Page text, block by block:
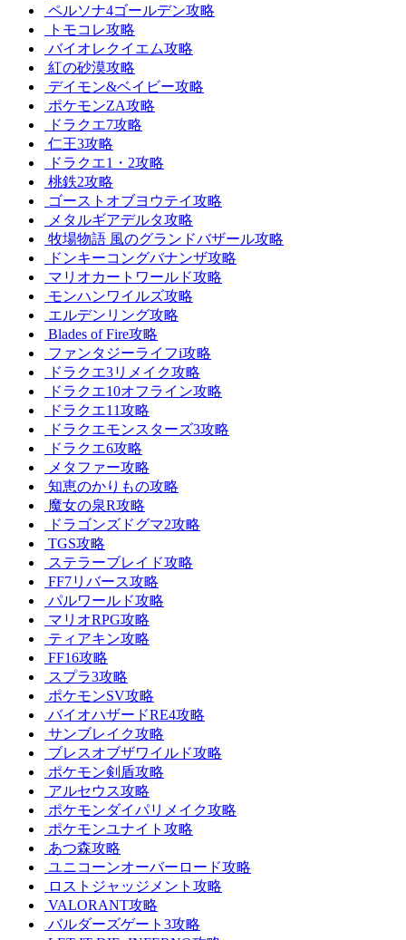
ペルソナ4ゴールデン攻略
トモコレ攻略
バイオレクイエム攻略
紅の砂漠攻略
デイモン&ベイビー攻略
ポケモンZA攻略
ドラクエ7攻略
仁王3攻略
ドラクエ1・2攻略
桃鉄2攻略
ゴーストオブヨウテイ攻略
メタルギアデルタ攻略
牧場物語 風のグランドバザール攻略
ドンキーコングバナンザ攻略
マリオカートワールド攻略
モンハンワイルズ攻略
エルデンリング攻略
Blades of Fire攻略
ファンタジーライフi攻略
ドラクエ3リメイク攻略
ドラクエ10オフライン攻略
ドラクエ11攻略
ドラクエモンスターズ3攻略
ドラクエ6攻略
メタファー攻略
知恵のかりもの攻略
魔女の泉R攻略
ドラゴンズドグマ2攻略
TGS攻略
ステラーブレイド攻略
FF7リバース攻略
パルワールド攻略
マリオRPG攻略
ティアキン攻略
FF16攻略
スプラ3攻略
ポケモンSV攻略
バイオハザードRE4攻略
サンブレイク攻略
ブレスオブザワイルド攻略
ポケモン剣盾攻略
アルセウス攻略
ポケモンダイパリメイク攻略
ポケモンユナイト攻略
あつ森攻略
ユニコーンオーバーロード攻略
ロストジャッジメント攻略
VALORANT攻略
バルダーズゲート3攻略